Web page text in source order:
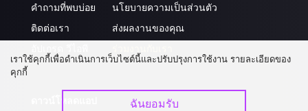
คำถามที่พบบ่อย
ติดต่อเรา
นโยบายความเป็นส่วนตัว
ส่งผลงานของคุณ
เราใช้คุกกี้เพื่อดำเนินการเว็บไซต์นี้และปรับปรุงการใช้งาน รายละเอียดของ
คุกกี้
ฉันยอมรับ